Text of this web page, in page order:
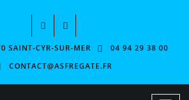
SAINT-CYR-SUR-MER
04 94 29 38 00
CONTACT@ASFREGATE.FR